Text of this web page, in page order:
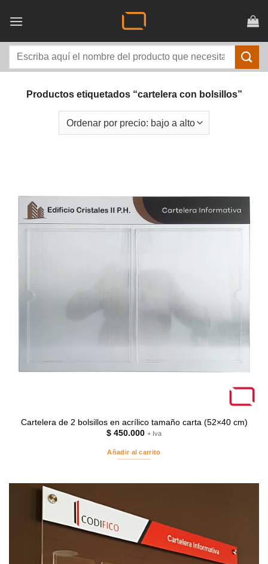
Buscar
Productos etiquetados “cartelera con bolsillos”
Cartelera de 2 bolsillos en acrílico tamaño carta (52×40 cm)
$ 450.000 + Iva
Añadir al carrito